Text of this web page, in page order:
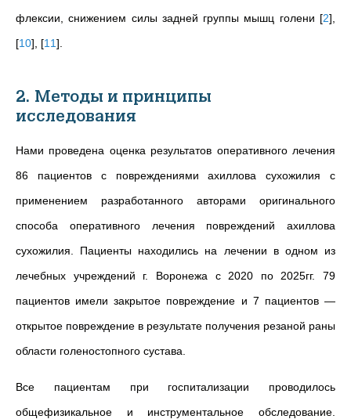
флексии, снижением силы задней группы мышц голени [2]
[10] [11]
2. Методы и принципы
исследования
Нами проведена оценка результатов оперативного лечения
86 пациентов с повреждениями ахиллова сухожилия с
применением разработанного авторами оригинального
способа оперативного лечения повреждений ахиллова
сухожилия. Пациенты находились на лечении в одном из
лечебных учреждений г. Воронежа с 2020 по 2025гг. 79
пациентов имели закрытое повреждение и 7 пациентов —
открытое повреждение в результате получения резаной раны
области голеностопного сустава.
Все пациентам при госпитализации проводилось
общефизикальное и инструментальное обследование.